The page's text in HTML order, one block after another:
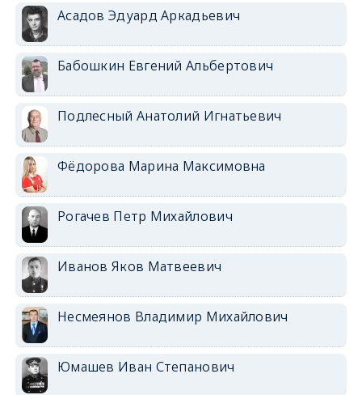
Асадов Эдуард Аркадьевич
Бабошкин Евгений Альбертович
Подлесный Анатолий Игнатьевич
Фёдорова Марина Максимовна
Рогачев Петр Михайлович
Иванов Яков Матвеевич
Несмеянов Владимир Михайлович
Юмашев Иван Степанович